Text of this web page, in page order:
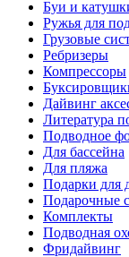
Буи и
Ружья для
Грузовые
Ребризеры
Компрессоры
Дайвинг
Литература
Подводное
Для бассейна
Для пляжа
Подарки для
Подарочные
Комплекты
Подводная
Фридайвинг